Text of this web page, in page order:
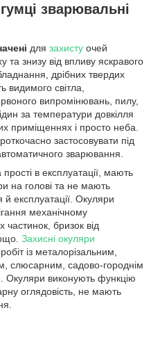
зварювальні
для захисту очей
та знизу від впливу яскравого
дрібних твердих
видимого світла,
випромінювань, пилу,
за температури довкілля
приміщеннях і просто неба.
застосовувати під
зварювання.
в експлуатації, мають
на голові та не мають
експлуатації. Окуляри
механічному
бризок від
Захисні окуляри
із металорізальним,
слюсарним, садово-городнім
. Окуляри виконують функцію
оглядовість, не мають